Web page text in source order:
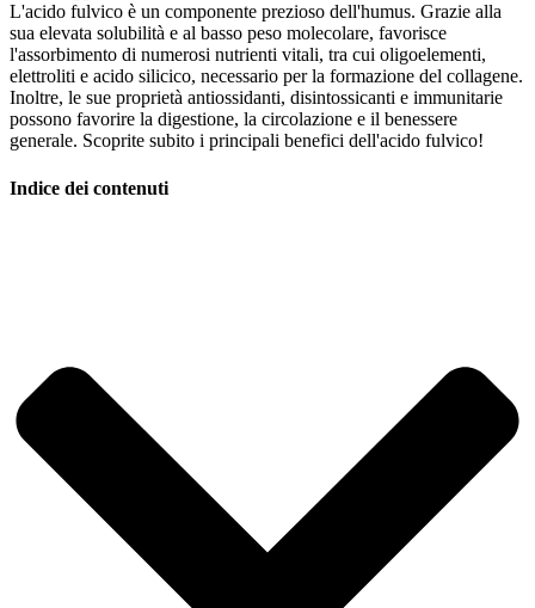
L'acido fulvico è un componente prezioso dell'humus. Grazie alla
sua elevata solubilità e al basso peso molecolare, favorisce
l'assorbimento di numerosi nutrienti vitali, tra cui oligoelementi,
elettroliti e acido silicico, necessario per la formazione del collagene.
Inoltre, le sue proprietà antiossidanti, disintossicanti e immunitarie
possono favorire la digestione, la circolazione e il benessere
generale. Scoprite subito i principali benefici dell'acido fulvico!
Indice dei contenuti